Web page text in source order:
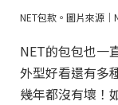
NET包款。圖片來源｜
NET的包包也一
外型好看還有多
幾年都沒有壞！